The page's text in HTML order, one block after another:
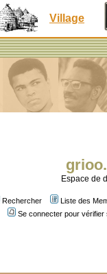
Village
Espace de
Rechercher Liste des
Se connecter pour